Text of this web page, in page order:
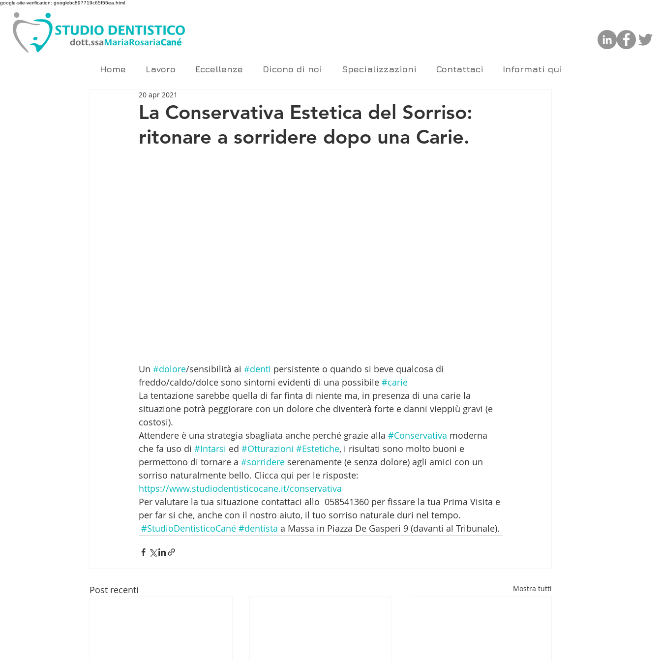
google-site-verification: googlebc897719c65f55ea.html
Home Lavoro Eccellenze Dicono di noi Specializzazioni Contattaci Informati qui
La Conservativa Estetica del Sorriso:
ritonare a sorridere dopo una Carie.
20 apr 2021
Un #dolore/sensibilità ai #denti persistente o quando si beve qualcosa di
freddo/caldo/dolce sono sintomi evidenti di una possibile #carie
La tentazione sarebbe quella di far finta di niente ma, in presenza di una carie la
situazione potrà peggiorare con un dolore che diventerà forte e danni vieppiù gravi (e
costosi).
Attendere è una strategia sbagliata anche perché grazie alla #Conservativa moderna
che fa uso di #Intarsi ed #Otturazioni #Estetiche, i risultati sono molto buoni e
permettono di tornare a #sorridere serenamente (e senza dolore) agli amici con un
sorriso naturalmente bello. Clicca qui per le risposte:
https://www.studiodentisticocane.it/conservativa
Per valutare la tua situazione contattaci allo  058541360 per fissare la tua Prima Visita e
per far si che, anche con il nostro aiuto, il tuo sorriso naturale duri nel tempo.
#StudioDentisticoCané #dentista a Massa in Piazza De Gasperi 9 (davanti al Tribunale).
Post recenti Mostra tutti